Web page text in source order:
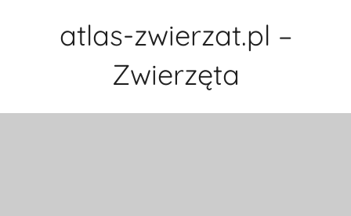
atlas-zwierzat.pl –
Zwierzęta